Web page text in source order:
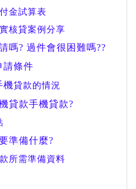
金試算表
核貸案例分享
嗎? 過件會很困難嗎??
請條件
機貸款的情況
貸款手機貸款?
準備什麼?
所需準備資料